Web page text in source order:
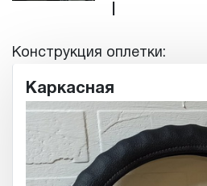
Конструкция оплетки:
Каркасная